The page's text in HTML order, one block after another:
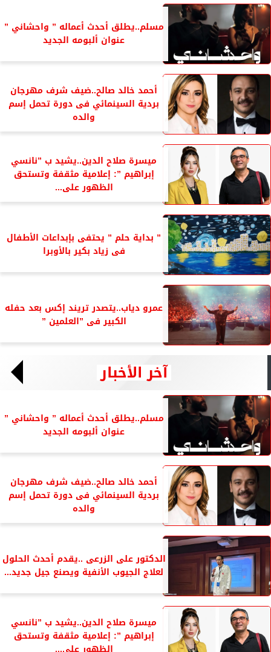
مسلم..يطلق أحدث أعماله ” واحشاني ”
عنوان ألبومه الجديد
أحمد خالد صالح..ضيف شرف مهرجان
بردية السينمائي فى دورة تحمل إسم
والده
ميسرة صلاح الدين..يشيد ب ”نانسي
إبراهيم ”: إعلامية مثقفة وتستحق
الظهور على...
” بداية حلم ” يحتفى بإبداعات الأطفال
فى زياد بكير بالأوبرا
عمرو دياب..يتصدر تريند إكس بعد حفله
الكبير فى ”العلمين ”
آخر الأخبار
مسلم..يطلق أحدث أعماله ” واحشاني ”
عنوان ألبومه الجديد
أحمد خالد صالح..ضيف شرف مهرجان
بردية السينمائي فى دورة تحمل إسم
والده
الدكتور على الزرعى ..يقدم أحدث الحلول
لعلاج الجيوب الأنفية ويصنع جيل جديد...
ميسرة صلاح الدين..يشيد ب ”نانسي
إبراهيم ”: إعلامية مثقفة وتستحق